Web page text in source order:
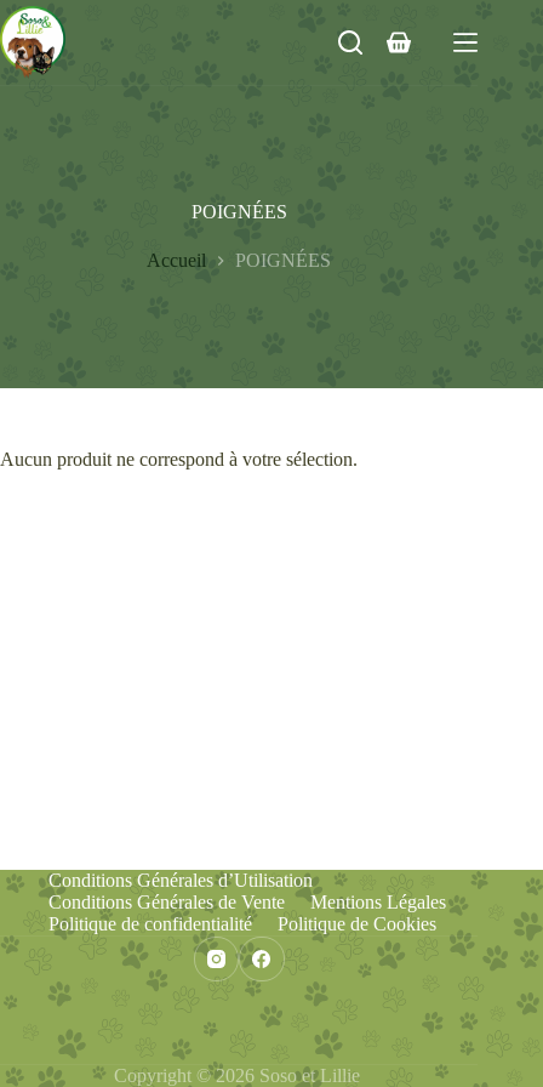
Passer
au
contenu
Panier
POIGNÉES
Accueil POIGNÉES
Aucun produit ne correspond à votre sélection.
Conditions Générales d’Utilisation
Conditions Générales de Vente
Mentions Légales
Politique de confidentialité
Politique de Cookies
Copyright © 2026 Soso et Lillie